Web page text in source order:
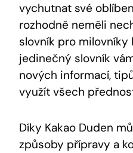
vychutnat své
rozhodně neměli‌
slovník pro milovníky
jedinečný slovník
nových informací,
využít ⁣všech
Díky Kakao Duden
způsoby přípravy a